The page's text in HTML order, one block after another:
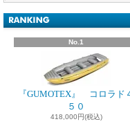
No.1
『GUMOTEX』 コロラド
５０
418,000円(税込)